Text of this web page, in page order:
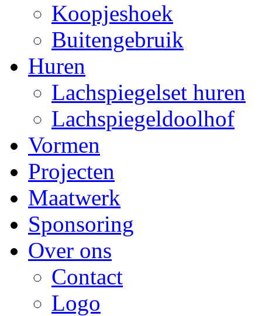
Koopjeshoek
Buitengebruik
Huren
Lachspiegelset huren
Lachspiegeldoolhof
Vormen
Projecten
Maatwerk
Sponsoring
Over ons
Contact
Logo